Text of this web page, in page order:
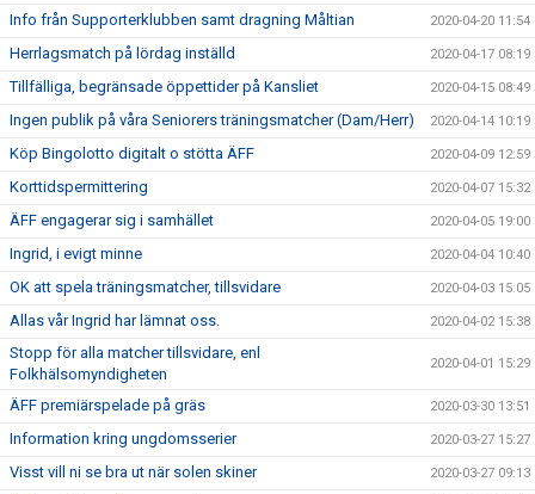
Info från Supporterklubben samt dragning Måltian 2020-04-20 11:54
Herrlagsmatch på lördag inställd 2020-04-17 08:19
Tillfälliga, begränsade öppettider på Kansliet 2020-04-15 08:49
Ingen publik på våra Seniorers träningsmatcher (Dam/Herr) 2020-04-14 10:19
Köp Bingolotto digitalt o stötta ÄFF 2020-04-09 12:59
Korttidspermittering 2020-04-07 15:32
ÄFF engagerar sig i samhället 2020-04-05 19:00
Ingrid, i evigt minne 2020-04-04 10:40
OK att spela träningsmatcher, tillsvidare 2020-04-03 15:05
Allas vår Ingrid har lämnat oss. 2020-04-02 15:38
Stopp för alla matcher tillsvidare, enl
Folkhälsomyndigheten
2020-04-01 15:29
ÄFF premiärspelade på gräs 2020-03-30 13:51
Information kring ungdomsserier 2020-03-27 15:27
Visst vill ni se bra ut när solen skiner 2020-03-27 09:13